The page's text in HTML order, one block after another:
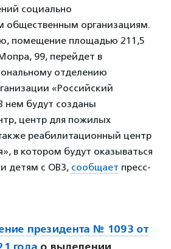
социально
общественным организациям.
помещение площадью 211,5
99, перейдет в
отделению
«Российский
нем будут созданы
центр для пожилых
реабилитационный центр
в котором будут оказываться
детям с ОВЗ, сообщает пресс-
президента № 1093 от